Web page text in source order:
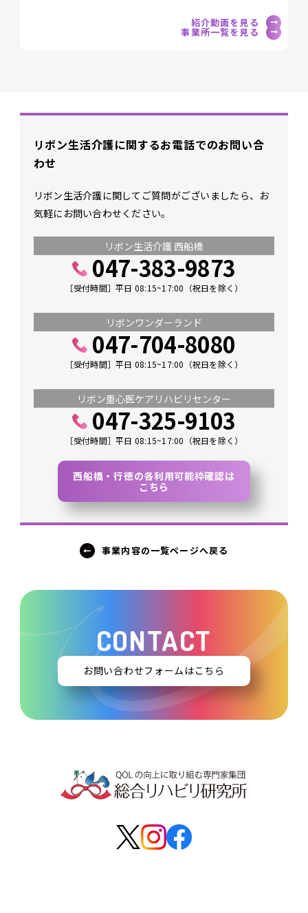
紹介動画を見る
事業所一覧を見る
リボン生活介護に関するお電話でのお問い合
わせ
リボン生活介護に関してご質問がございましたら、
お
気軽にお問い合わせください。
リボン生活介護 西船橋
047-383-9873
［受付時間］平日 08:15~17:00（祝日を除く）
リボンワンダーランド
047-704-8080
［受付時間］平日 08:15~17:00（祝日を除く）
リボン重心医ケアリハビリセンター
047-325-9103
［受付時間］平日 08:15~17:00（祝日を除く）
西船橋・行徳の各利用可能枠確認は
こちら
事業内容の一覧ページへ戻る
CONTACT
お問い合わせフォームはこちら